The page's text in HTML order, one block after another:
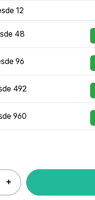
12
48
96
492
960